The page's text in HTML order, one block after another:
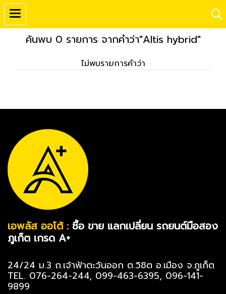
ค้นพบ 0 รายการ จากคำว่า"Altis hybrid"
ไม่พบรายการคำว่า
เอพลัส ออโต้ : ซื้อ ขาย แลกเปลี่ยน รถยนต์มือสอง
ภูเก็ต เกรด A+
24/24 ม.3 ถ.เจ้าฟ้าตะวันออก ต.วิชิต อ.เมือง จ.ภูเก็ต
TEL. 076-264-244, 099-463-6395, 096-141-
9899